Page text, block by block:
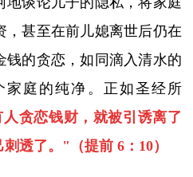
，甚至在前儿媳离世后仍在
钱的贪恋，如同滴入清水的
庭的纯净。 正如圣经所
贪恋钱财，就被引诱离了
透了。 " （提前 6 ： 10）